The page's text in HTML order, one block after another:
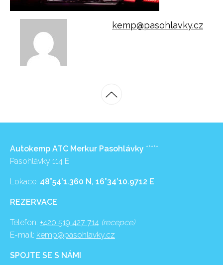
kemp@pasohlavky.cz
Autokemp ATC Merkur Pasohlávky *****
Pasohlávky 114 E
Lokace: 48°54’1.360 N, 16°34’10.9712 E
REZERVACE
Telefon: +420 519 427 714 (recepce)
E-mail: kemp@pasohlavky.cz
SPOJTE SE S NÁMI